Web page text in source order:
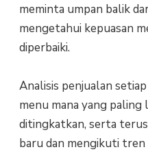
meminta umpan balik
mengetahui kepuasan
diperbaiki.
Analisis penjualan
menu mana yang paling
ditingkatkan, serta
baru dan mengikuti tren